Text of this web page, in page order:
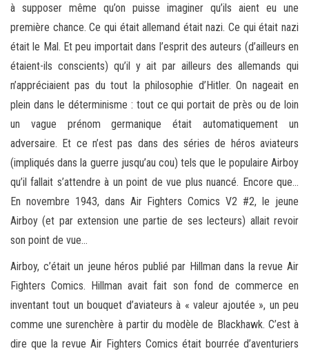
à supposer même qu’on puisse imaginer qu’ils aient eu une
première chance. Ce qui était allemand était nazi. Ce qui était nazi
était le Mal. Et peu importait dans l’esprit des auteurs (d’ailleurs en
étaient-ils conscients) qu’il y ait par ailleurs des allemands qui
n’appréciaient pas du tout la philosophie d’Hitler. On nageait en
plein dans le déterminisme : tout ce qui portait de près ou de loin
un vague prénom germanique était automatiquement un
adversaire. Et ce n’est pas dans des séries de héros aviateurs
(impliqués dans la guerre jusqu’au cou) tels que le populaire Airboy
qu’il fallait s’attendre à un point de vue plus nuancé. Encore que…
En novembre 1943, dans Air Fighters Comics V2 #2, le jeune
Airboy (et par extension une partie de ses lecteurs) allait revoir
son point de vue…
Airboy, c’était un jeune héros publié par Hillman dans la revue Air
Fighters Comics. Hillman avait fait son fond de commerce en
inventant tout un bouquet d’aviateurs à « valeur ajoutée », un peu
comme une surenchère à partir du modèle de Blackhawk. C’est à
dire que la revue Air Fighters Comics était bourrée d’aventuriers